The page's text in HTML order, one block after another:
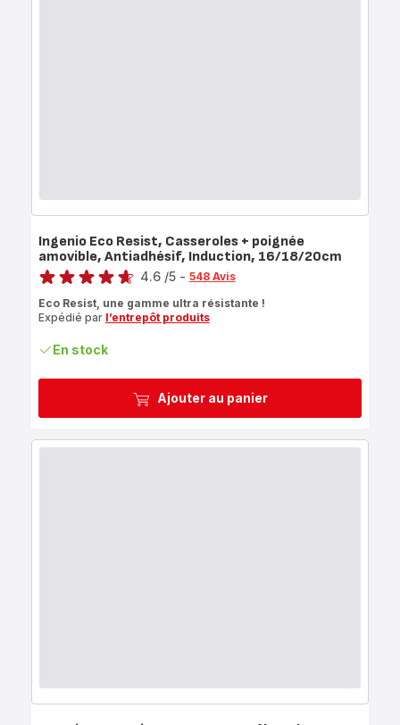
Ajouter au panier
Ingenio Eco Resist, Casseroles + poignée
amovible, Antiadhésif, Induction, 16/18/20cm
Note
4.6 /5 - 548 Avis
Eco Resist, une gamme ultra résistante !
Expédié par l’entrepôt produits
En stock